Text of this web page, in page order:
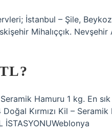
İstanbul – Şile,
Mihalıççık.
Hamuru 1 kg. En
Kırmızı Kil –
İSTASYONUWeblonya